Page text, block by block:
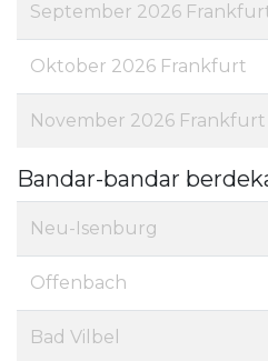
September 2026
Oktober 2026 Frankfurt
November 2026 Frankfurt
Bandar-bandar
Neu-Isenburg
Offenbach
Bad Vilbel